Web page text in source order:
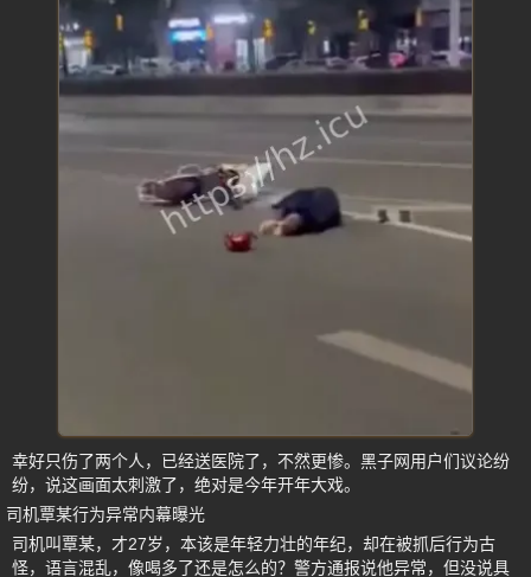
幸好只伤了两个人，已经送医院了，不然更惨。黑子网用户们议论纷
纷，说这画面太刺激了，绝对是今年开年大戏。
司机覃某行为异常内幕曝光
司机叫覃某，才27岁，本该是年轻力壮的年纪，却在被抓后行为古
怪，语言混乱，像喝多了还是怎么的？警方通报说他异常，但没说具